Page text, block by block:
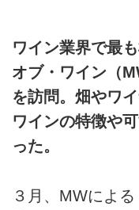
ワイン業界で最
オブ・ワイン（
を訪問。畑やワ
ワインの特徴や
った。
３月、MWによ